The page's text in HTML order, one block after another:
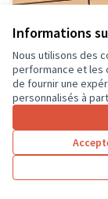
Informations
Nous utilisons des
performance et les
de fournir une
personnalisés à